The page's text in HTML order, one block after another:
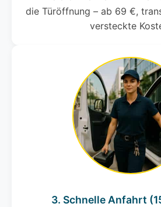
die Türöffnung – ab 69 €,
versteckte
3. Schnelle Anfahrt